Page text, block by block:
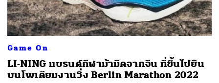
Game On
LI-NING แบรนด์กีฬาม้ามืดจากจีน ที่ขึ้นไปยืน
บนโพเดียมงานวิ่ง Berlin Marathon 2022